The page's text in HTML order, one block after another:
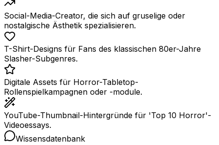
Social-Media-Creator, die sich auf gruselige oder
nostalgische Ästhetik spezialisieren.
T-Shirt-Designs für Fans des klassischen 80er-Jahre
Slasher-Subgenres.
Digitale Assets für Horror-Tabletop-
Rollenspielkampagnen oder -module.
YouTube-Thumbnail-Hintergründe für 'Top 10 Horror'-
Videoessays.
Wissensdatenbank